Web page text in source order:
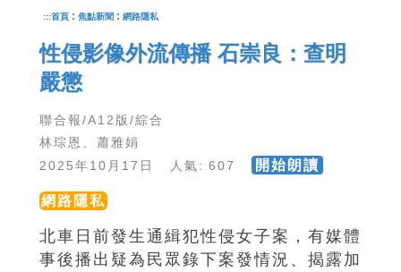
:::首頁 : 焦點新聞 : 網路隱私
性侵影像外流傳播 石崇良：查明
嚴懲
聯合報/A12版/綜合
林琮恩、蕭雅娟
2025年10月17日 人氣: 607
開始朗讀
網路隱私
北車日前發生通緝犯性侵女子案，有媒體
事後播出疑為民眾錄下案發情況、揭露加